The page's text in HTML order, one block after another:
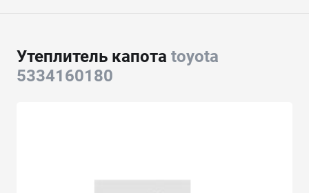
Утеплитель капота toyota
5334160180